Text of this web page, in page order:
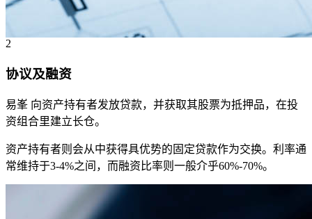
2
协议及融资
易峯 向资产持有者发放贷款，并获取其股票为抵押品，在投
资组合里建立长仓。
资产持有者则会从中获得具优势的固定贷款作为交换。利率通
常维持于3-4%之间，而融资比率则一般介乎60%-70%。